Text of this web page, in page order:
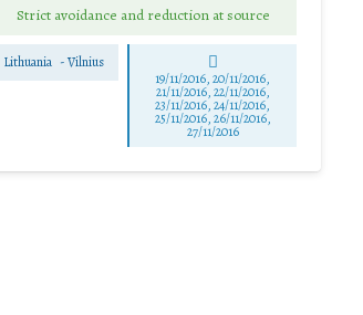
Strict avoidance and reduction at source
Lithuania -Vilnius
19/11/2016, 20/11/2016,
21/11/2016, 22/11/2016,
23/11/2016, 24/11/2016,
25/11/2016, 26/11/2016,
27/11/2016